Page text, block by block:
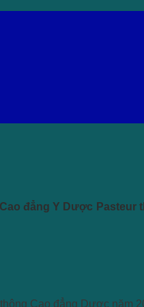
đẳng Y Dược